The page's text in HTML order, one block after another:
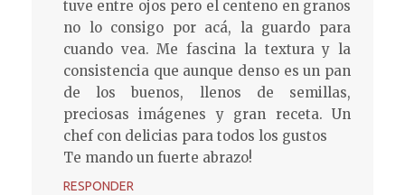
tuve entre ojos pero el centeno en granos
no lo consigo por acá, la guardo para
cuando vea. Me fascina la textura y la
consistencia que aunque denso es un pan
de los buenos, llenos de semillas,
preciosas imágenes y gran receta. Un
chef con delicias para todos los gustos
Te mando un fuerte abrazo!
RESPONDER